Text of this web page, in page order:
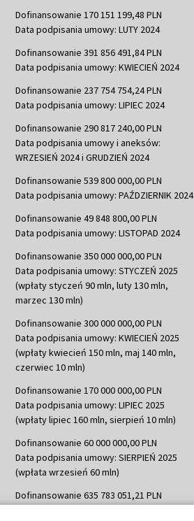
Dofinansowanie 170 151 199,48 PLN
Data podpisania umowy: LUTY 2024
Dofinansowanie 391 856 491,84 PLN
Data podpisania umowy: KWIECIEŃ 2024
Dofinansowanie 237 754 754,24 PLN
Data podpisania umowy: LIPIEC 2024
Dofinansowanie 290 817 240,00 PLN
Data podpisania umowy i aneksów:
WRZESIEŃ 2024 i GRUDZIEŃ 2024
Dofinansowanie 539 800 000,00 PLN
Data podpisania umowy: PAŹDZIERNIK 2024
Dofinansowanie 49 848 800,00 PLN
Data podpisania umowy: LISTOPAD 2024
Dofinansowanie 350 000 000,00 PLN
Data podpisania umowy: STYCZEŃ 2025
(wpłaty styczeń 90 mln, luty 130 mln,
marzec 130 mln)
Dofinansowanie 300 000 000,00 PLN
Data podpisania umowy: KWIECIEŃ 2025
(wpłaty kwiecień 150 mln, maj 140 mln,
czerwiec 10 mln)
Dofinansowanie 170 000 000,00 PLN
Data podpisania umowy: LIPIEC 2025
(wpłaty lipiec 160 mln, sierpień 10 mln)
Dofinansowanie 60 000 000,00 PLN
Data podpisania umowy: SIERPIEŃ 2025
(wpłata wrzesień 60 mln)
Dofinansowanie 635 783 051,21 PLN